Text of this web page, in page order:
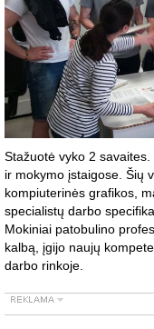
Stažuotė vyko 2
ir mokymo įstaigose. Šių
kompiuterinės grafikos,
specialistų darbo
Mokiniai patobulino
kalbą, įgijo naujų
darbo rinkoje.